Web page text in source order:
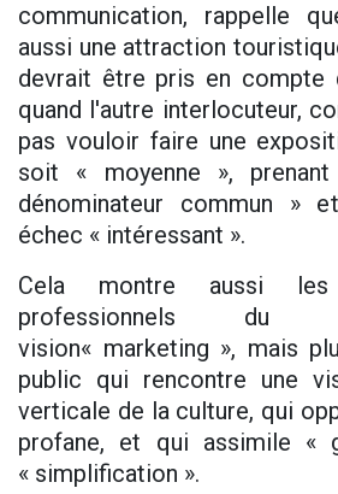
communication, rappelle
aussi une attraction
devrait être pris en compte
quand l'autre interlocuteur,
pas vouloir faire une
soit « moyenne »,
dénominateur commun »
échec « intéressant ».
Cela montre aussi
professionnels du
vision« marketing », mais
public qui rencontre une
verticale de la culture, qui
profane, et qui assimile «
« simplification ».